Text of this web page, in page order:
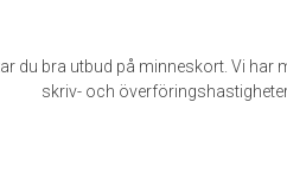
du bra utbud på minneskort. Vi
skriv- och